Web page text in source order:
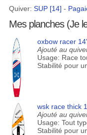
Quiver: SUP [14] -
Mes planches (Je
oxbow racer
Ajouté au
Usage: Race
Stabilité pour
wsk race thick
Ajouté au
Usage: Tout
Stabilité pour